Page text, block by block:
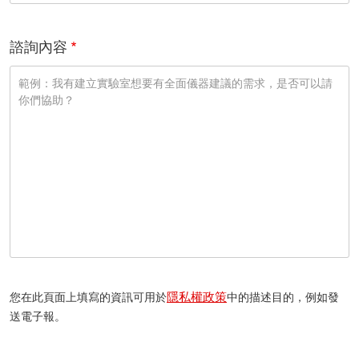
諮詢內容
您在此頁面上填寫的資訊可用於隱私權政策中的描述目的，例如發
送電子報。